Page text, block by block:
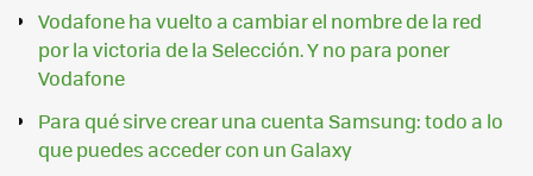
Vodafone ha vuelto a cambiar el nombre de la red
por la victoria de la Selección. Y no para poner
Vodafone
Para qué sirve crear una cuenta Samsung: todo a lo
que puedes acceder con un Galaxy